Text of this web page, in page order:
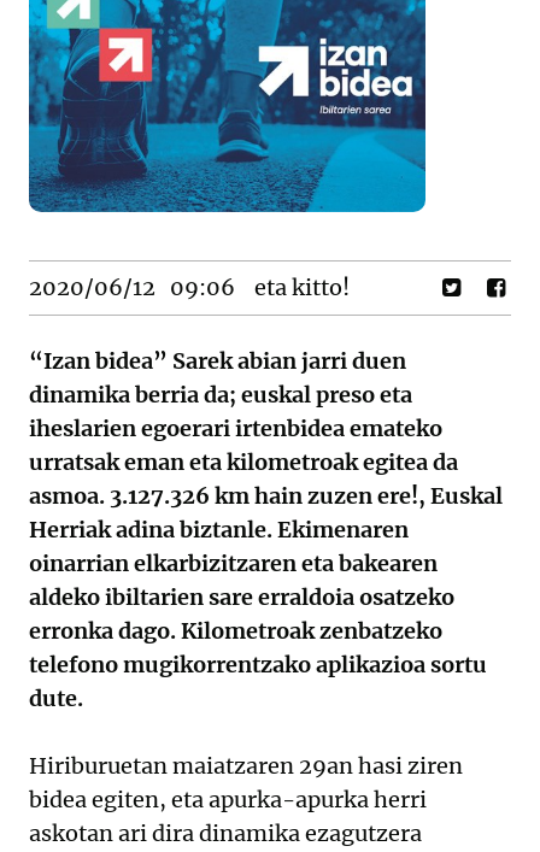
2020/06/12 09:06 eta kitto!
“Izan bidea” Sarek abian jarri duen
dinamika berria da; euskal preso eta
iheslarien egoerari irtenbidea emateko
urratsak eman eta kilometroak egitea da
asmoa. 3.127.326 km hain zuzen ere!, Euskal
Herriak adina biztanle. Ekimenaren
oinarrian elkarbizitzaren eta bakearen
aldeko ibiltarien sare erraldoia osatzeko
erronka dago. Kilometroak zenbatzeko
telefono mugikorrentzako aplikazioa sortu
dute.
Hiriburuetan maiatzaren 29an hasi ziren
bidea egiten, eta apurka-apurka herri
askotan ari dira dinamika ezagutzera